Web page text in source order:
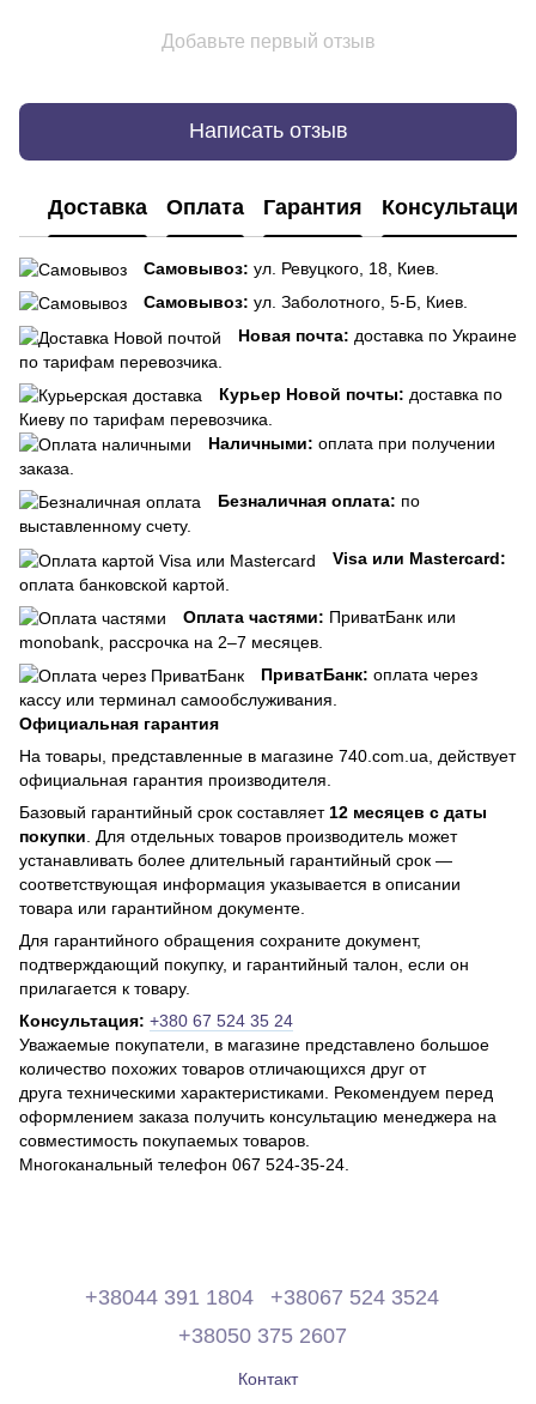
Добавьте первый отзыв
Написать отзыв
Доставка Оплата Гарантия Консультация
Самовывоз: ул. Ревуцкого, 18, Киев.
Самовывоз: ул. Заболотного, 5-Б, Киев.
Новая почта: доставка по Украине
по тарифам перевозчика.
Курьер Новой почты: доставка по
Киеву по тарифам перевозчика.
Наличными: оплата при получении
заказа.
Безналичная оплата: по
выставленному счету.
Visa или Mastercard:
оплата банковской картой.
Оплата частями: ПриватБанк или
monobank, рассрочка на 2–7 месяцев.
ПриватБанк: оплата через
кассу или терминал самообслуживания.
Официальная гарантия
На товары, представленные в магазине 740.com.ua, действует
официальная гарантия производителя.
Базовый гарантийный срок составляет12 месяцев с даты
покупки. Для отдельных товаров производитель может
устанавливать более длительный гарантийный срок —
соответствующая информация указывается в описании
товара или гарантийном документе.
Для гарантийного обращения сохраните документ,
подтверждающий покупку, и гарантийный талон, если он
прилагается к товару.
Консультация: +380 67 524 35 24
Уважаемые покупатели, в магазине представлено большое
количество похожих товаров отличающихся друг от
друга техническими характеристиками. Рекомендуем перед
оформлением заказа получить консультацию менеджера на
совместимость покупаемых товаров.
Многоканальный телефон 067 524-35-24.
+38044 391 1804
+38067 524 3524
+38050 375 2607
Контакт